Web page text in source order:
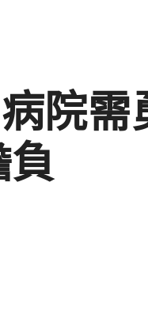
院需